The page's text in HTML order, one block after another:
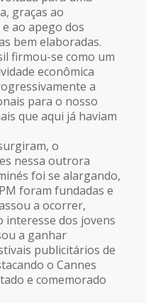
graças ao
ao apego dos
bem elaboradas.
firmou-se como um
econômica
a
para o nosso
que aqui já haviam
o
nessa outrora
foi se alargando,
foram fundadas e
a ocorrer,
interesse dos jovens
a ganhar
publicitários de
o Cannes
e comemorado